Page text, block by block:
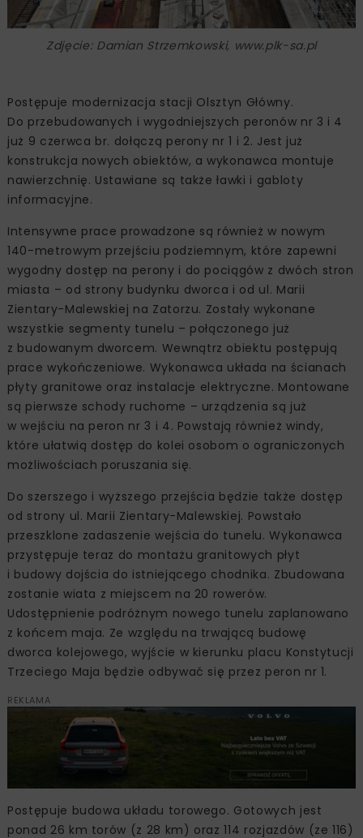
Zdjęcie: Damian Strzemkowski, www.plk-sa.pl
Postępuje modernizacja stacji Olsztyn Główny.
Do przebudowanych i wygodniejszych peronów nr 3 i 4
już 9 czerwca br. dołączą perony nr 1 i 2. Jest już
konstrukcja nowych obiektów, a wykonawca montuje
nawierzchnię. Ustawiane są także ławki i gabloty
informacyjne.
Intensywne prace prowadzone są również w nowym
140-metrowym przejściu podziemnym, które zapewni
wygodny dostęp na perony i do pociągów z dwóch stron
miasta – od strony budynku dworca i od ul. Marii
Zientary-Malewskiej na Zatorzu. Zostały wykonane
wszystkie segmenty tunelu – połączonego już
z budowanym dworcem. Wewnątrz obiektu postępują
prace wykończeniowe. Wykonawca układa na ścianach
płyty granitowe oraz instalacje elektryczne. Montowane
są pierwsze schody ruchome – urządzenia są już
w wejściu na peron nr 3 i 4. Powstają również windy,
które ułatwią dostęp do kolei osobom o ograniczonych
możliwościach poruszania się.
Do szerszego i wyższego przejścia będzie także dostęp
od strony ul. Marii Zientary-Malewskiej. Powstało
przeszklone zadaszenie wejścia do tunelu. Wykonawca
przystępuje teraz do montażu granitowych płyt
i budowy dojścia do istniejącego chodnika. Zbudowana
zostanie wiata z miejscem na 20 rowerów.
Udostępnienie podróżnym nowego tunelu zaplanowano
z końcem maja. Ze względu na trwającą budowę
dworca kolejowego, wyjście w kierunku placu Konstytucji
Trzeciego Maja będzie odbywać się przez peron nr 1.
REKLAMA
Postępuje budowa układu torowego. Gotowych jest
ponad 26 km torów (z 28 km) oraz 114 rozjazdów (ze 116)